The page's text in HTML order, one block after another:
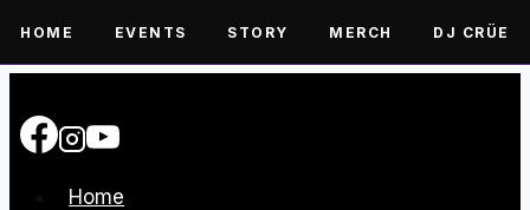
HOME EVENTS STORY MERCH DJ CRÜE
Inhalt
springen
Home